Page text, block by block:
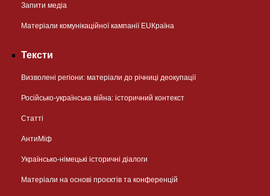
Запити медіа
Матеріали комунікаційної кампанії EUКраїна
Тексти
Визволені регіони: матеріали до річниці деокупації
Російсько-українська війна: історичний контекст
Статті
АнтиМіф
Українсько-німецькі історичні діалоги
Матеріали на основі проєктів та конференцій